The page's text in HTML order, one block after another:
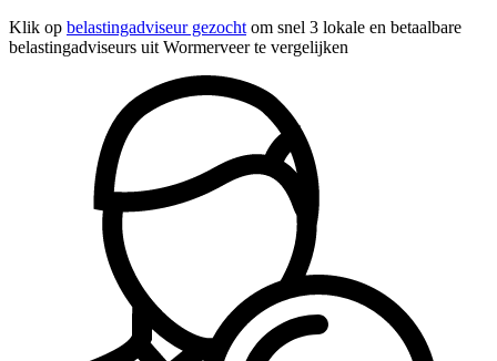
Klik op belastingadviseur gezocht om snel 3 lokale en betaalbare
belastingadviseurs uit Wormerveer te vergelijken